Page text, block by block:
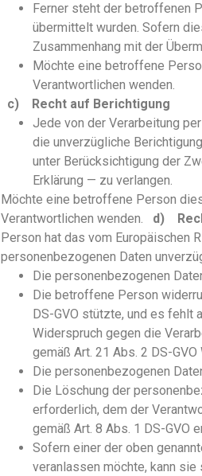
Ferner steht der betroffenen
übermittelt wurden. Sofern
Zusammenhang mit der
Möchte eine betroffene
Verantwortlichen wenden.
c) Recht auf Berichtigung
Jede von der Verarbeitung
die unverzügliche
unter Berücksichtigung der
Erklärung — zu verlangen.
Möchte eine betroffene Person
Verantwortlichen wenden. d)
Person hat das vom Europäischen
personenbezogenen Daten
Die personenbezogenen
Die betroffene Person
DS-GVO stützte, und es fehlt
Widerspruch gegen die
gemäß Art. 21 Abs. 2 DS-
Die personenbezogenen
Die Löschung der
erforderlich, dem der
gemäß Art. 8 Abs. 1 DS-GVO
Sofern einer der oben
veranlassen möchte, kann